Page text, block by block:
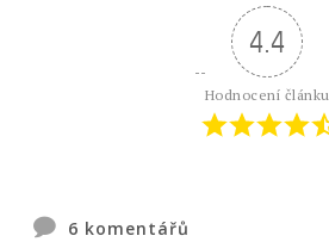
4.4
Hodnocení článku
6 komentářů